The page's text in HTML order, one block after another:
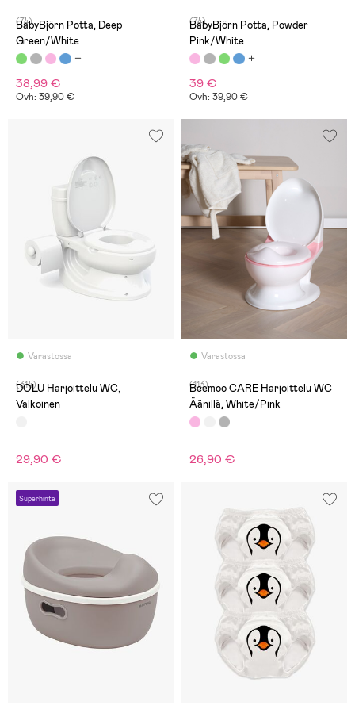
(74)
BabyBjörn Potta, Deep
Green/White
38,99 €
Ovh: 39,90 €
(74)
BabyBjörn Potta, Powder
Pink/White
39 €
Ovh: 39,90 €
Varastossa
(314)
DOLU Harjoittelu WC,
Valkoinen
29,90 €
Varastossa
(113)
Beemoo CARE Harjoittelu WC
Äänillä, White/Pink
26,90 €
Superhinta